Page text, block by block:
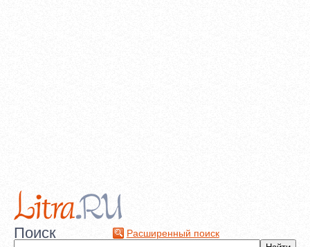
Поиск Расширенный поиск